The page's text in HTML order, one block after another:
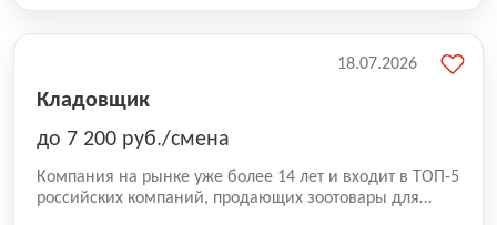
Кладовщик
до 7 200 руб./смена
Компания на рынке уже более 14 лет и входит в ТОП-5
российских компаний, продающих зоотовары для
18.07.2026